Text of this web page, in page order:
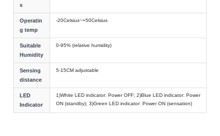
s
Operatin
g temp
-20Celsius~+50Celsius
Suitable
Humidity
0-95% (relative humidity)
Sensing
distance
5-15CM adjustable
LED
Indicator
1)White LED indicator: Power OFF; 2)Blue LED indicator: Power
ON (standby); 3)Green LED indicator: Power ON (sensation)